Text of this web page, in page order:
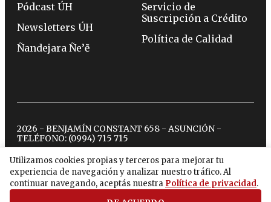
Utilizamos cookies propias y terceros para mejorar tu
experiencia de navegación y analizar nuestro tráfico. Al
continuar navegando, aceptás nuestra Política de privacidad.
Pódcast ÚH
Newsletters ÚH
Ñandejara Ñe’ẽ
Servicio de
Suscripción a Crédito
Política de Calidad
2026 - BENJAMÍN CONSTANT 658 - ASUNCIÓN -
TELÉFONO: (0994) 715 715
twitterinstagram
facebook
tiktokyoutubespotify